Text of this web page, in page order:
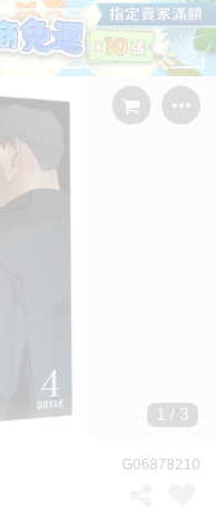
1 / 3
G06878210